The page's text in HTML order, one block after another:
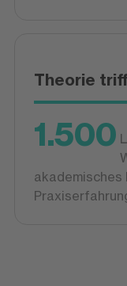
Theorie
1.500
akademisches